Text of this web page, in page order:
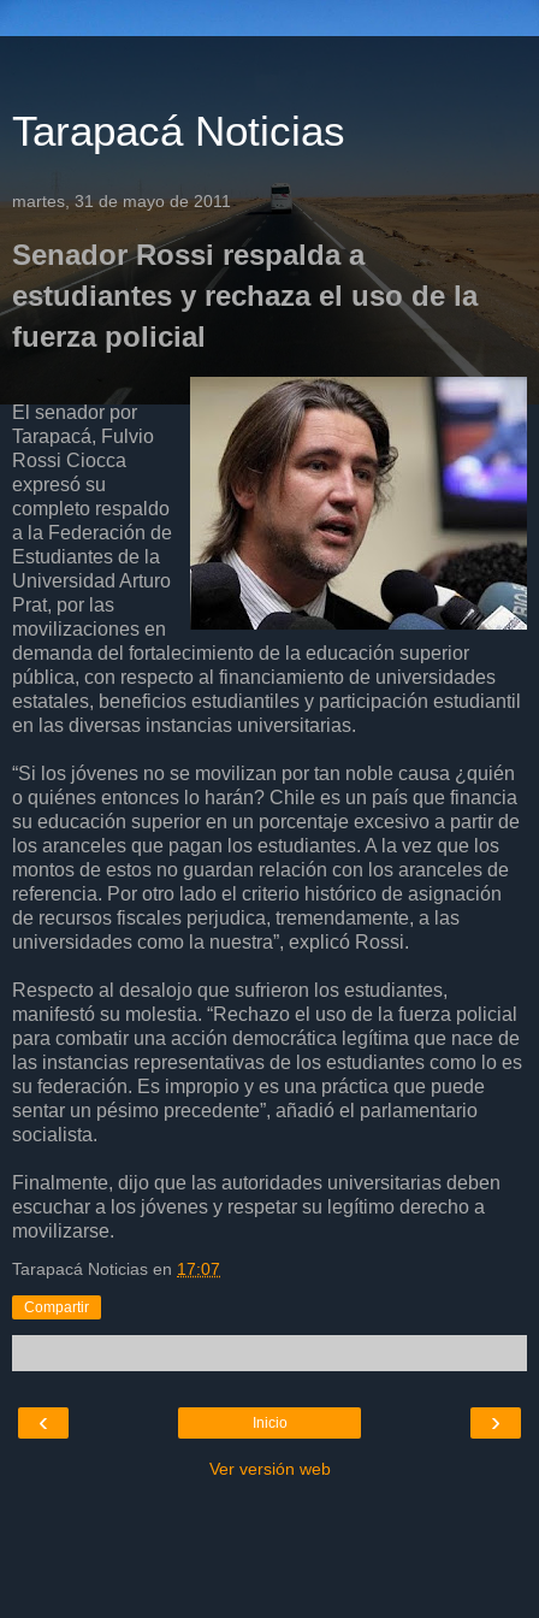
Tarapacá Noticias
martes, 31 de mayo de 2011
Senador Rossi respalda a
estudiantes y rechaza el uso de la
fuerza policial
El senador por
Tarapacá, Fulvio
Rossi Ciocca
expresó su
completo respaldo
a la Federación de
Estudiantes de la
Universidad Arturo
Prat, por las
movilizaciones en
demanda del fortalecimiento de la educación superior
pública, con respecto al financiamiento de universidades
estatales, beneficios estudiantiles y participación estudiantil
en las diversas instancias universitarias.
“Si los jóvenes no se movilizan por tan noble causa ¿quién
o quiénes entonces lo harán? Chile es un país que financia
su educación superior en un porcentaje excesivo a partir de
los aranceles que pagan los estudiantes. A la vez que los
montos de estos no guardan relación con los aranceles de
referencia. Por otro lado el criterio histórico de asignación
de recursos fiscales perjudica, tremendamente, a las
universidades como la nuestra”, explicó Rossi.
Respecto al desalojo que sufrieron los estudiantes,
manifestó su molestia. “Rechazo el uso de la fuerza policial
para combatir una acción democrática legítima que nace de
las instancias representativas de los estudiantes como lo es
su federación. Es impropio y es una práctica que puede
sentar un pésimo precedente”, añadió el parlamentario
socialista.
Finalmente, dijo que las autoridades universitarias deben
escuchar a los jóvenes y respetar su legítimo derecho a
movilizarse.
Tarapacá Noticias en 17:07
Compartir
‹ ›
Inicio
Ver versión web